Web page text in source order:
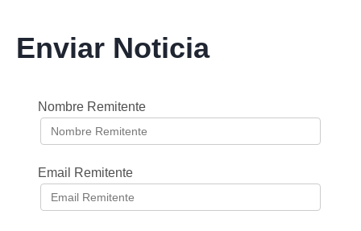
Enviar Noticia
Nombre Remitente
Email Remitente